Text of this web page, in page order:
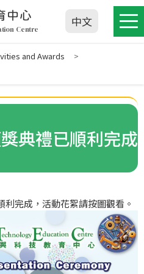
中心
Centre
中文
and Awards
>
典禮已順利完成
完成，活動花絮請按圖觀看。